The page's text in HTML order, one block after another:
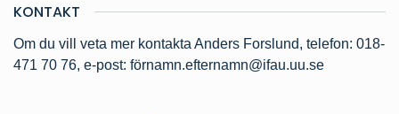
KONTAKT
Om du vill veta mer kontakta Anders Forslund, telefon: 018-
471 70 76, e-post: förnamn.efternamn@ifau.uu.se